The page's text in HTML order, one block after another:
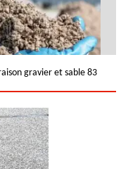
gravier et sable 83